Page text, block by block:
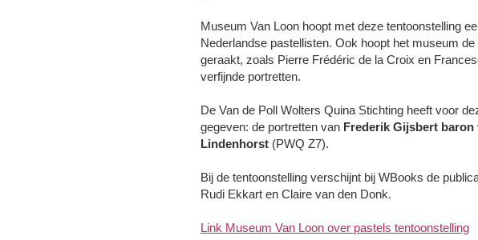
Museum Van Loon hoopt met deze tentoonstelling
Nederlandse pastellisten. Ook hoopt het museum
geraakt, zoals Pierre Frédéric de la Croix en
verfijnde portretten.
De Van de Poll Wolters Quina Stichting heeft voor
gegeven: de portretten van Frederik Gijsbert baron
Lindenhorst (PWQ Z7).
Bij de tentoonstelling verschijnt bij WBooks de
Rudi Ekkart en Claire van den Donk.
Link Museum Van Loon over pastels tentoonstelling